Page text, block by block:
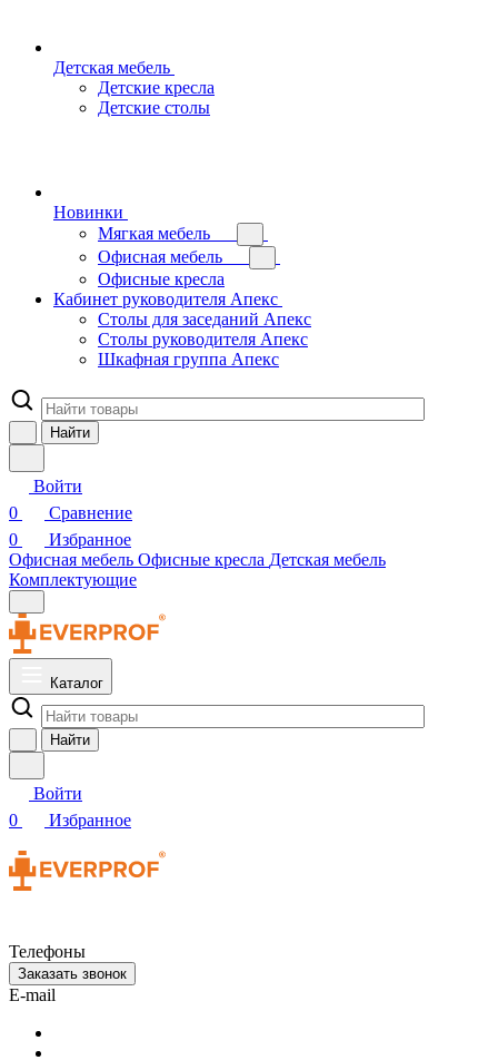
Детская мебель
Детские кресла
Детские столы
Новинки
Мягкая мебель
Офисная мебель
Офисные кресла
Кабинет руководителя Апекс
Столы для заседаний Апекс
Столы руководителя Апекс
Шкафная группа Апекс
Найти
Войти
0
Сравнение
0
Избранное
Офисная мебель Офисные кресла Детская мебель
Комплектующие
Каталог
Найти
Войти
0
Избранное
Телефоны
Заказать звонок
E-mail